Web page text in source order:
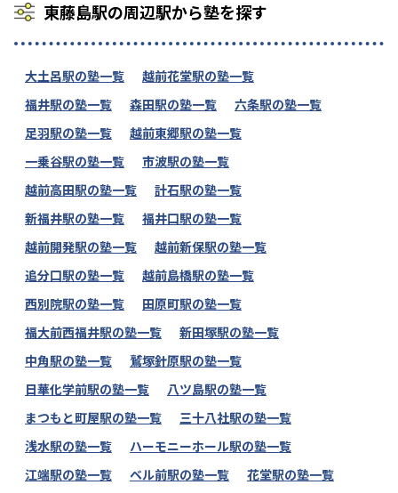
東藤島駅の周辺駅から塾を探す
大土呂駅の塾一覧
越前花堂駅の塾一覧
福井駅の塾一覧
森田駅の塾一覧
六条駅の塾一覧
足羽駅の塾一覧
越前東郷駅の塾一覧
一乗谷駅の塾一覧
市波駅の塾一覧
越前高田駅の塾一覧
計石駅の塾一覧
新福井駅の塾一覧
福井口駅の塾一覧
越前開発駅の塾一覧
越前新保駅の塾一覧
追分口駅の塾一覧
越前島橋駅の塾一覧
西別院駅の塾一覧
田原町駅の塾一覧
福大前西福井駅の塾一覧
新田塚駅の塾一覧
中角駅の塾一覧
鷲塚針原駅の塾一覧
日華化学前駅の塾一覧
八ツ島駅の塾一覧
まつもと町屋駅の塾一覧
三十八社駅の塾一覧
浅水駅の塾一覧
ハーモニーホール駅の塾一覧
江端駅の塾一覧
ベル前駅の塾一覧
花堂駅の塾一覧